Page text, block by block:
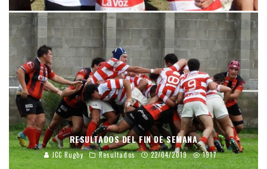
RESULTADOS DEL FIN DE SEMANA
JCC Rugby Resultados 22/04/2019 1917